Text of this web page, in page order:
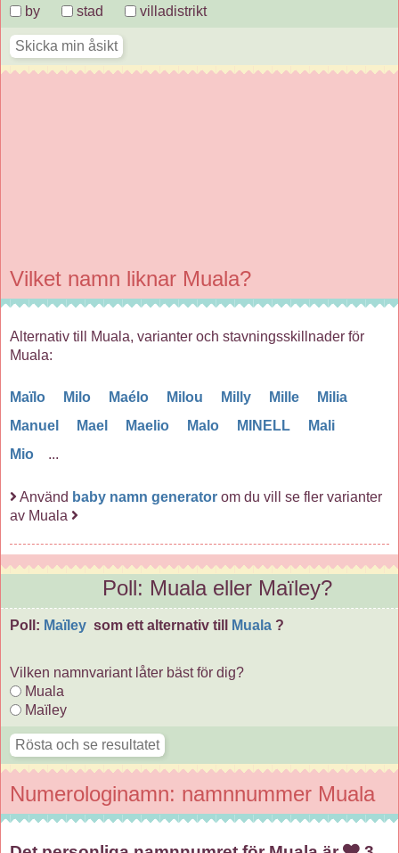
by
stad villadistrikt
Vilket namn liknar Muala?
Alternativ till Muala, varianter och stavningsskillnader för
Muala:
Maïlo Milo Maélo Milou Milly Mille
Milia
Manuel
Mael Maelio Malo MINELL
Mali
Mio
...
Använd baby namn generator om du vill se fler varianter
av Muala
Poll: Muala eller Maïley?
Poll: Maïley som ett alternativ till Muala ?
Vilken namnvariant låter bäst för dig?
Muala
Maïley
Numerologinamn: namnnummer Muala